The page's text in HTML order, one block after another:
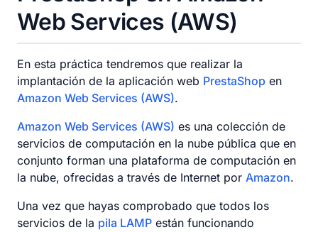
Web Services (AWS)
En esta práctica tendremos que realizar la
implantación de la aplicación web PrestaShop en
Amazon Web Services (AWS).
Amazon Web Services (AWS) es una colección de
servicios de computación en la nube pública que en
conjunto forman una plataforma de computación en
la nube, ofrecidas a través de Internet por Amazon.
Una vez que hayas comprobado que todos los
servicios de la pila LAMP están funcionando